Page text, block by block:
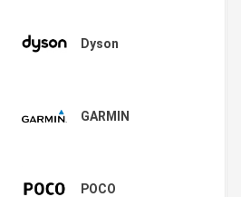
Dyson
GARMIN
POCO